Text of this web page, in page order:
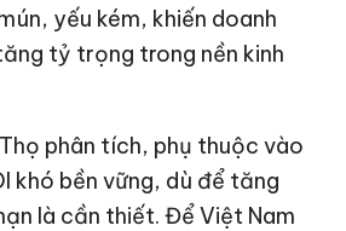
yếu kém, khiến doanh
tỷ trọng trong nền kinh
Thọ phân tích, phụ thuộc vào
khó bền vững, dù để tăng
là cần thiết. Để Việt Nam